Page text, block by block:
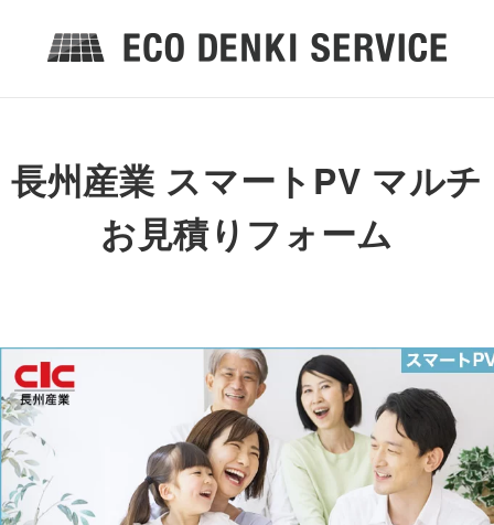
長州産業 スマートPV マルチ
お見積りフォーム